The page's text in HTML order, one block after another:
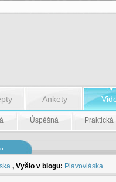
Ankety
Úspěšná Praktická
, Vyšlo v blogu: Plavovláska